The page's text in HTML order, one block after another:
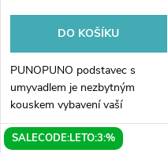
DO KOŠÍKU
PUNOPUNO podstavec s
umyvadlem je nezbytným
kouskem vybavení vaší
koupelny pro každodenní
použití. Díky svému
SALECODE:LETO:3:%